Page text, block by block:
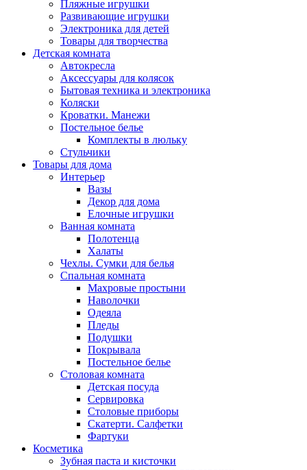
Пляжные игрушки
Развивающие игрушки
Электроника для детей
Товары для творчества
Детская комната
Автокресла
Аксессуары для колясок
Бытовая техника и электроника
Коляски
Кроватки. Манежи
Постельное белье
Комплекты в люльку
Стульчики
Товары для дома
Интерьер
Вазы
Декор для дома
Елочные игрушки
Ванная комната
Полотенца
Халаты
Чехлы. Сумки для белья
Спальная комната
Махровые простыни
Наволочки
Одеяла
Пледы
Подушки
Покрывала
Постельное белье
Столовая комната
Детская посуда
Сервировка
Столовые приборы
Скатерти. Салфетки
Фартуки
Косметика
Зубная паста и кисточки